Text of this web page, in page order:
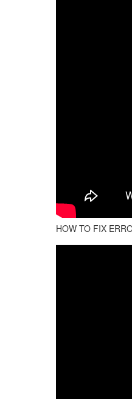
HOW TO FIX